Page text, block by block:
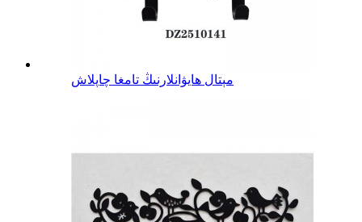
مېتال ھايۋانلارنىڭ تامغا چاپلاش